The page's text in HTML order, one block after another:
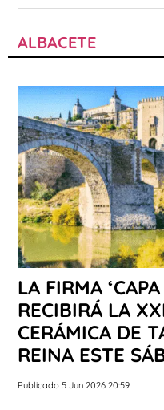
ALBACETE
LA FIRMA
RECIBIRÁ LA
CERÁMICA DE
REINA ESTE
Publicado 5 Jun 2026 20:59